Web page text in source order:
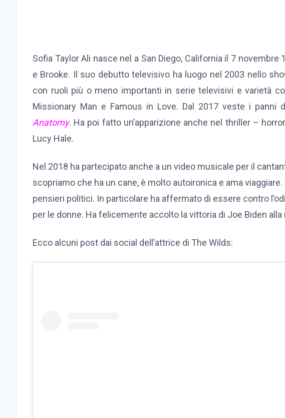
Sofia Taylor Ali nasce nel a San Diego, California il 7
e Brooke. Il suo debutto televisivo ha luogo nel 2003 nello
con ruoli più o meno importanti in serie televisivi e varietà
Missionary Man e Famous in Love. Dal 2017 veste i panni
Anatomy. Ha poi fatto un’apparizione anche nel thriller – horror
Lucy Hale.
Nel 2018 ha partecipato anche a un video musicale per il
scopriamo che ha un cane, è molto autoironica e ama
pensieri politici. In particolare ha affermato di essere contro
per le donne. Ha felicemente accolto la vittoria di Joe Biden
Ecco alcuni post dai social dell’attrice di The Wilds: